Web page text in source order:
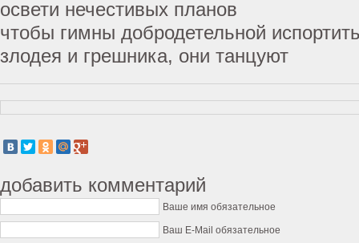
освети нечестивых планов
чтобы гимны добродетельной
злодея и грешника, они танцуют
добавить комментарий
Ваше имя обязательное
Ваш E-Mail обязательное